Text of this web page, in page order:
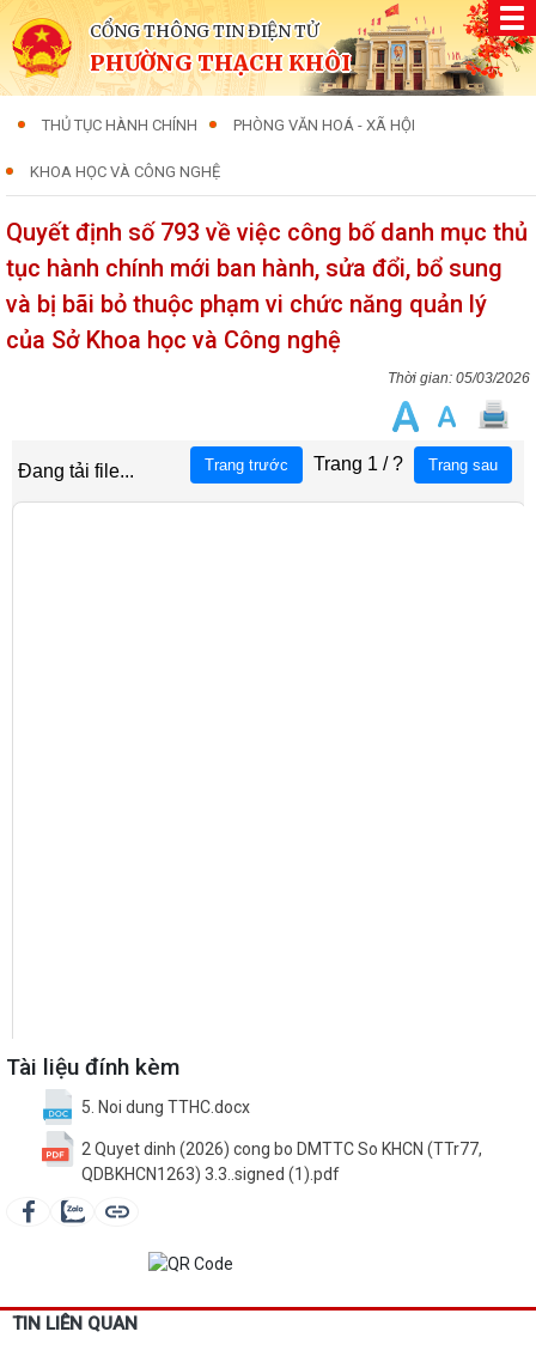
CỔNG THÔNG TIN ĐIỆN TỬ
PHƯỜNG THẠCH KHÔI
THỦ TỤC HÀNH CHÍNH PHÒNG VĂN HOÁ - XÃ HỘI
KHOA HỌC VÀ CÔNG NGHỆ
Quyết định số 793 về việc công bố danh mục thủ
tục hành chính mới ban hành, sửa đổi, bổ sung
và bị bãi bỏ thuộc phạm vi chức năng quản lý
của Sở Khoa học và Công nghệ
05/03/2026
Tài liệu đính kèm
5. Noi dung TTHC.docx
2 Quyet dinh (2026) cong bo DMTTC So KHCN (TTr77,
QDBKHCN1263) 3.3..signed (1).pdf
TIN LIÊN QUAN